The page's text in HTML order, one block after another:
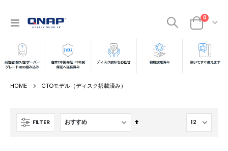
ナ
を
呼
ぶ
カート
0商品
CTOモデル（ディスク搭載済み）
FILTER
降